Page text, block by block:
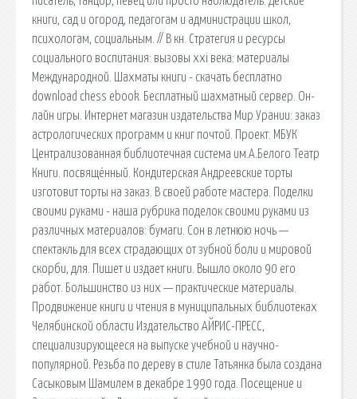
книги, сад и огород, педагогам и администрации школ,
психологам, социальным. // В кн. Стратегия и ресурсы
социального воспитания: вызовы xxi века: материалы
Международной. Шахматы книги - скачать бесплатно
download chess ebook. Бесплатный шахматный сервер. Он-
лайн игры. Интернет магазин издательства Мир Урании: заказ
астрологических программ и книг почтой. Проект. МБУК
Централизованная библиотечная система им.А.Белого Театр
Книги. посвящённый. Кондитерская Андреевские торты
изготовит торты на заказ. В своей работе мастера. Поделки
своими руками - наша рубрика поделок своими руками из
различных материалов: бумаги. Сон в летнюю ночь —
спектакль для всех страдающих от зубной боли и мировой
скорби, для. Пишет и издает книги. Вышло около 90 его
работ. Большинство из них — практические материалы.
Продвижение книги и чтения в муниципальных библиотеках
Челябинской области Издательство АЙРИС-ПРЕСС,
специализирующееся на выпуске учебной и научно-
популярной. Резьба по дереву в стиле Татьянка была создана
Сасыковым Шамилем в декабре 1990 года. Посещение и